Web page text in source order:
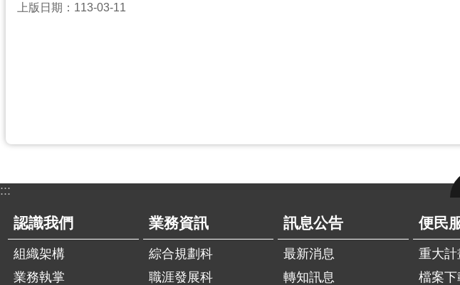
上版日期：113-03-11
:::
認識我們
組織架構
業務執掌
業務資訊
綜合規劃科
職涯發展科
訊息公告
最新消息
轉知訊息
便民
重大
檔案下